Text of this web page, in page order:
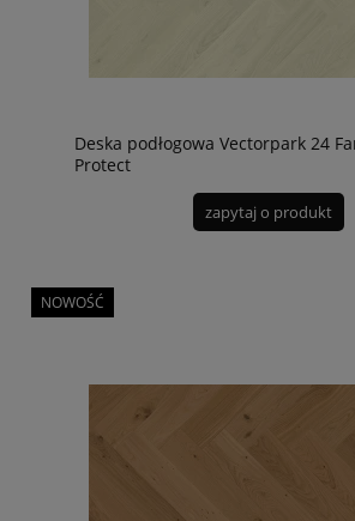
Deska podłogowa Vectorpark 24
Protect
zapytaj o produkt
NOWOŚĆ